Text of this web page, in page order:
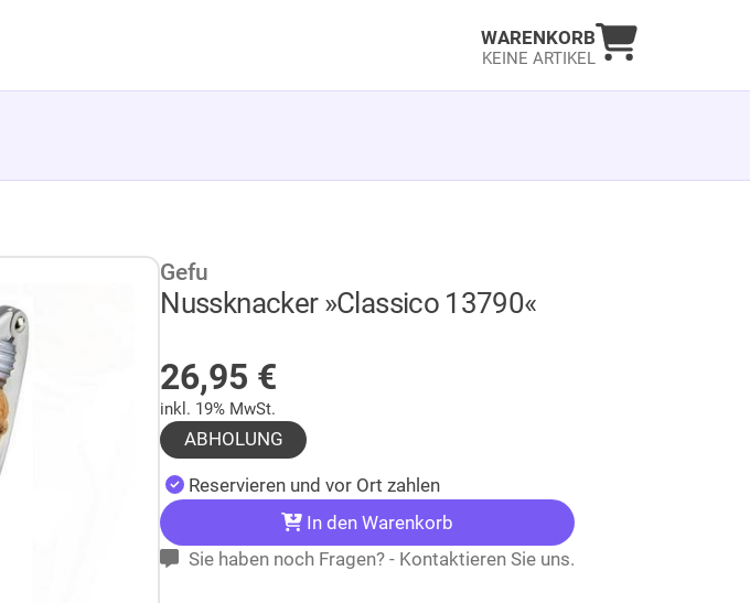
WARENKORB
KEINE ARTIKEL
Warenkorb
Gefu
Nussknacker »Classico 13790«
26,95 €
inkl. 19% MwSt.
ABHOLUNG
Reservieren und vor Ort zahlen
In den Warenkorb
Sie haben noch Fragen? - Kontaktieren Sie uns.